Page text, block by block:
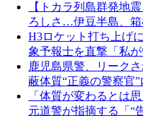
【トカラ列島群発地
ろしさ…伊豆半島、箱
H3ロケット打ち上げ
象予報士を直撃「私
鹿児島県警、リーク
蔽体質“正義の警察官
「体質が変わるとは
元道警が指摘する「“